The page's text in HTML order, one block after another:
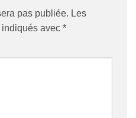
pas publiée. Les
avec *